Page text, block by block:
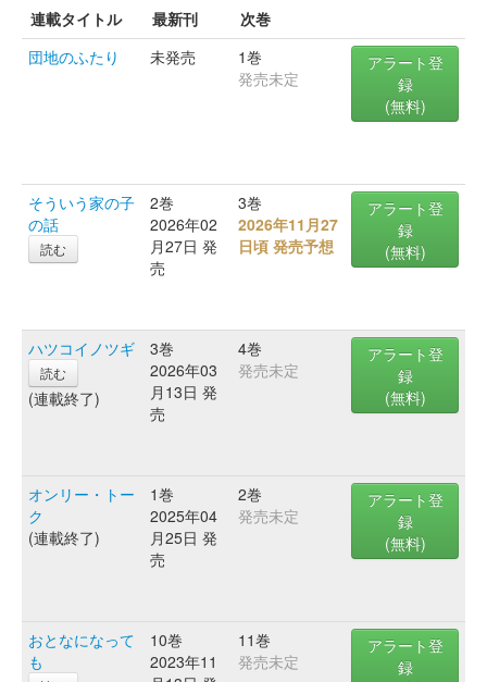
連載タイトル 最新刊
次巻
団地のふたり
未発売
1巻
発売未定
アラート登
録
(無料)
そういう家の子
の話
読む
2巻
2026年02
月27日 発
売
3巻
2026年11月27
日頃 発売予想
アラート登
録
(無料)
ハツコイノツギ
読む
(連載終了)
3巻
2026年03
月13日 発
売
4巻
発売未定
アラート登
録
(無料)
オンリー・トー
ク
(連載終了)
1巻
2025年04
月25日 発
売
2巻
発売未定
アラート登
録
(無料)
おとなになって
も
10巻
2023年11
11巻
発売未定
アラート登
録